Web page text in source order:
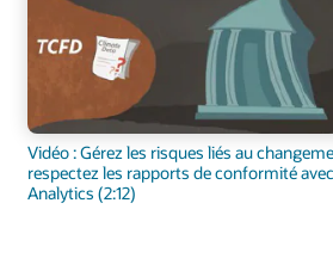
Vidéo : Gérez les risques liés au
respectez les rapports de conformité
Analytics (2:12)